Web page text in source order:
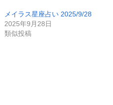
メイラス星座占い 2025/9/28
2025年9月28日
類似投稿